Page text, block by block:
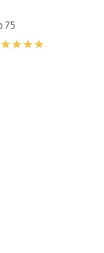
75 מ"ל
★
★
★
★